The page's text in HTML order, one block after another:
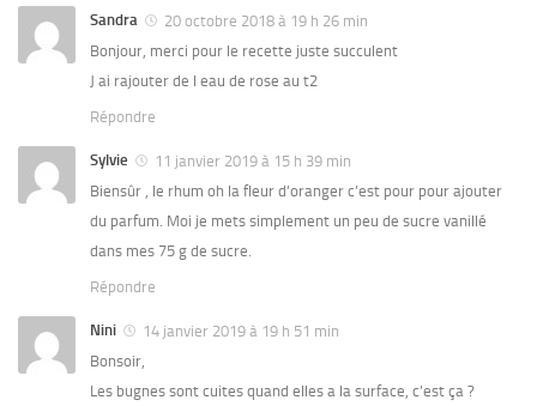
Sandra
20 octobre 2018 à 19 h 26 min
Bonjour, merci pour le recette juste succulent
J ai rajouter de l eau de rose au t2
Répondre
Sylvie
11 janvier 2019 à 15 h 39 min
Biensûr , le rhum oh la fleur d’oranger c’est pour pour ajouter
du parfum. Moi je mets simplement un peu de sucre vanillé
dans mes 75 g de sucre.
Répondre
Nini
14 janvier 2019 à 19 h 51 min
Bonsoir,
Les bugnes sont cuites quand elles a la surface, c’est ça ?